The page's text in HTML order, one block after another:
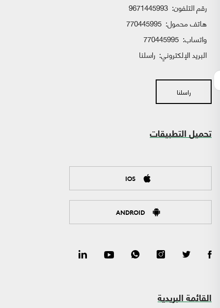
رقم التلفون: 9671445993
هاتف محمول: 770445995
واتساب:
البريد الإلكتروني: راسلنا
راسلنا
تحميل التطبيقات
IOS
ANDROID
القائمة البريدية